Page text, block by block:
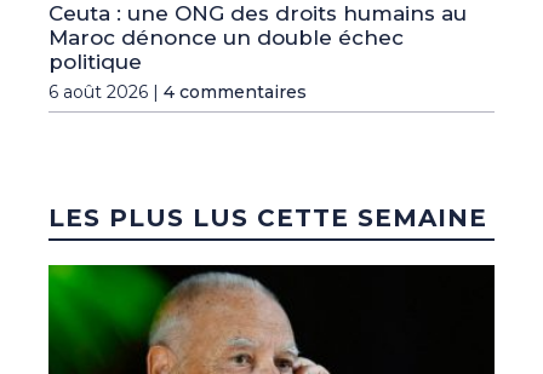
Ceuta : une ONG des droits humains au
Maroc dénonce un double échec
politique
6 août 2026 | 4 commentaires
LES PLUS LUS CETTE SEMAINE